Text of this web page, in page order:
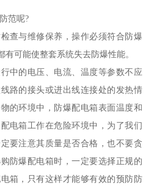
范呢?
查与维修保养，操作必须符合防爆
可能使整套系统失去防爆性能。
中的电压、电流、温度等参数不应
路的接头或进出线连接处的发热情
的环境中，防爆配电箱表面温度和
电箱工作在危险环境中，为了我们
要注意其质量是否合格，也不要贪
防爆配电箱时，一定要选择正规的
箱，只有这样才能够有效的预防防